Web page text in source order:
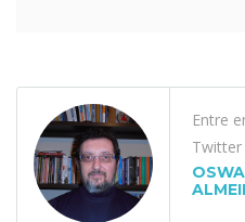
Entre
Twitter